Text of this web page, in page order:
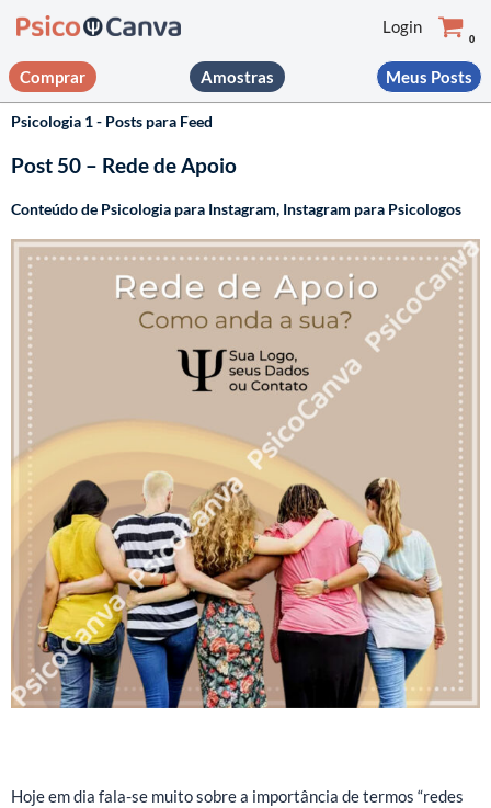
Pular
para
o
Login
0
Comprar Amostras Meus Posts
Psicologia 1 - Posts para Feed
Post 50 – Rede de Apoio
Conteúdo de Psicologia para Instagram, Instagram para Psicologos
Hoje em dia fala-se muito sobre a importância de termos “redes